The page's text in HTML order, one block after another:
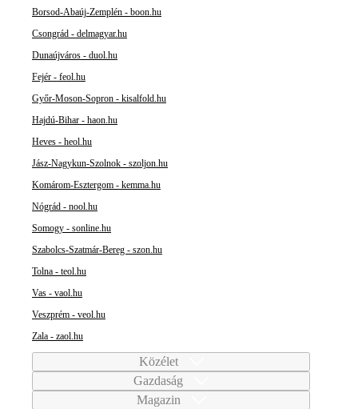
Borsod-Abaúj-Zemplén - boon.hu
Csongrád - delmagyar.hu
Dunaújváros - duol.hu
Fejér - feol.hu
Győr-Moson-Sopron - kisalfold.hu
Hajdú-Bihar - haon.hu
Heves - heol.hu
Jász-Nagykun-Szolnok - szoljon.hu
Komárom-Esztergom - kemma.hu
Nógrád - nool.hu
Somogy - sonline.hu
Szabolcs-Szatmár-Bereg - szon.hu
Tolna - teol.hu
Vas - vaol.hu
Veszprém - veol.hu
Zala - zaol.hu
Közélet
Gazdaság
Magazin